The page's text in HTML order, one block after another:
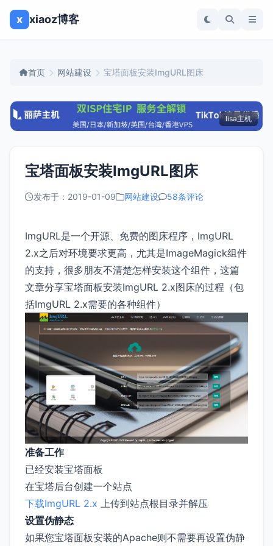
x xiaoz博客
首页 网站建设 宝塔面板安装ImgURL图床
lisa主机
宝塔面板安装ImgURL图床
发布于：2019-01-09 网站建设 58条评论
ImgURL是一个开源、免费的图床程序，ImgURL
2.x之后对环境要求更高，尤其是ImageMagick组件
的支持，很多朋友不清楚怎样安装这个组件，这篇
文章分享宝塔面板安装ImgURL 2.x图床的过程（包
括ImgURL 2.x需要的各种组件）
准备工作
已经安装宝塔面板
在宝塔后台创建一个站点
下载ImgURL 2.x 上传到站点根目录并解压
设置伪静态
如果您宝塔面板安装的Apache则不需要再设置伪静